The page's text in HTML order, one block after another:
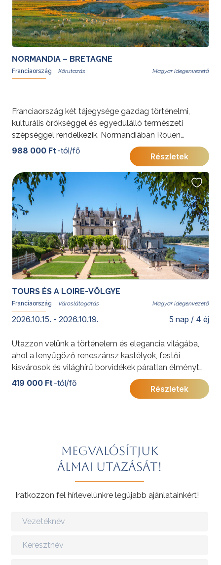
NORMANDIA – BRETAGNE
Franciaország Magyar idegenvezető
Franciaország két tájegysége gazdag történelmi,
kulturális örökséggel és egyedülálló természeti
szépséggel rendelkezik. Normandiában Rouen
középkori negyede és fagerendás házai visszarepítik
Jeanne d'Arc korába, Caen-ban a Nők Apátsága
Hódító Vilmos és Matilda királyné szerelmét meséli el
a Százéves háború idején. Bretagne-ban az Atlanti-
óceán partvidéke, semmihez nem hasonlítható
vadregényes partszakaszok, védett öblök és
világítótornyok várják az odalátogatót.
További érdekességekért Franciaországról kattintson
ide.
988 000 Ft -tól/fő
Részletek
TOURS ÉS A LOIRE-VÖLGYE
Franciaország Magyar idegenvezető
2026.10.15. - 2026.10.19. 5 nap / 4 éj
Utazzon velünk a történelem és elegancia világába,
ahol a lenyűgöző reneszánsz kastélyok, festői
kisvárosok és világhírű borvidékek páratlan élményt
nyújtanak! A program során ellátogatunk Tours
hangulatos óvárosába, bejárjuk a híres Loire menti
419 000 Ft -tól/fő
Részletek
Megvalósítjuk
álmai utazását!
Iratkozzon fel hírlevelünkre legújabb ajánlatainkért!